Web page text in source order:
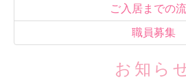
ご入居までの
職員募集
お知ら